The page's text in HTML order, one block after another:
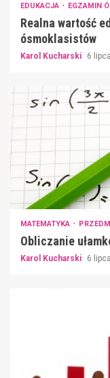
EDUKACJA EGZAMIN
Realna wartość
ósmoklasistów
Karol Kucharski 6
MATEMATYKA
Obliczanie
Karol Kucharski 6